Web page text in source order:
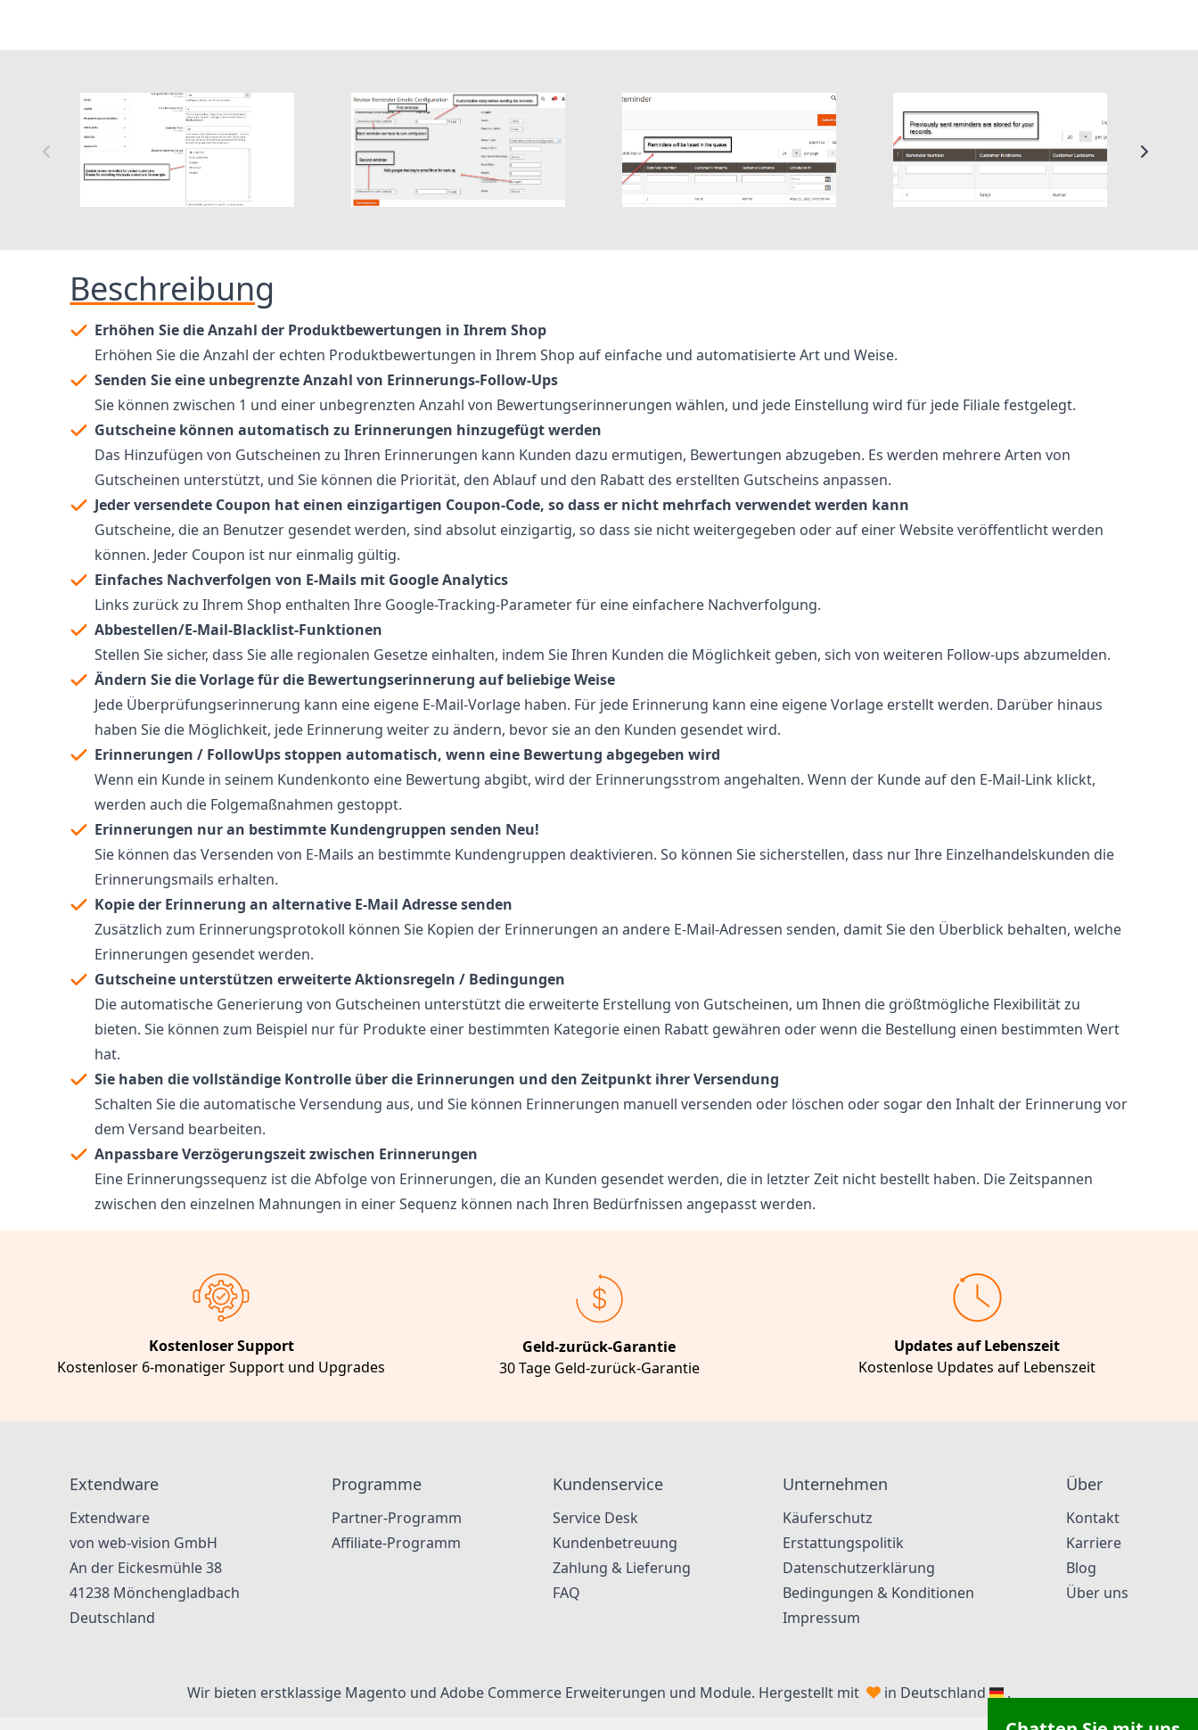
Beschreibung
Erhöhen Sie die Anzahl der Produktbewertungen in Ihrem Shop
Erhöhen Sie die Anzahl der echten Produktbewertungen in Ihrem Shop auf einfache und automatisierte Art und Weise.
Senden Sie eine unbegrenzte Anzahl von Erinnerungs-Follow-Ups
Sie können zwischen 1 und einer unbegrenzten Anzahl von Bewertungserinnerungen wählen, und jede Einstellung wird für jede Filiale festgelegt.
Gutscheine können automatisch zu Erinnerungen hinzugefügt werden
Das Hinzufügen von Gutscheinen zu Ihren Erinnerungen kann Kunden dazu ermutigen, Bewertungen abzugeben. Es werden mehrere Arten von
Gutscheinen unterstützt, und Sie können die Priorität, den Ablauf und den Rabatt des erstellten Gutscheins anpassen.
Jeder versendete Coupon hat einen einzigartigen Coupon-Code, so dass er nicht mehrfach verwendet werden kann
Gutscheine, die an Benutzer gesendet werden, sind absolut einzigartig, so dass sie nicht weitergegeben oder auf einer Website veröffentlicht werden
können. Jeder Coupon ist nur einmalig gültig.
Einfaches Nachverfolgen von E-Mails mit Google Analytics
Links zurück zu Ihrem Shop enthalten Ihre Google-Tracking-Parameter für eine einfachere Nachverfolgung.
Abbestellen/E-Mail-Blacklist-Funktionen
Stellen Sie sicher, dass Sie alle regionalen Gesetze einhalten, indem Sie Ihren Kunden die Möglichkeit geben, sich von weiteren Follow-ups abzumelden.
Ändern Sie die Vorlage für die Bewertungserinnerung auf beliebige Weise
Jede Überprüfungserinnerung kann eine eigene E-Mail-Vorlage haben. Für jede Erinnerung kann eine eigene Vorlage erstellt werden. Darüber hinaus
haben Sie die Möglichkeit, jede Erinnerung weiter zu ändern, bevor sie an den Kunden gesendet wird.
Erinnerungen / FollowUps stoppen automatisch, wenn eine Bewertung abgegeben wird
Wenn ein Kunde in seinem Kundenkonto eine Bewertung abgibt, wird der Erinnerungsstrom angehalten. Wenn der Kunde auf den E-Mail-Link klickt,
werden auch die Folgemaßnahmen gestoppt.
Erinnerungen nur an bestimmte Kundengruppen senden Neu!
Sie können das Versenden von E-Mails an bestimmte Kundengruppen deaktivieren. So können Sie sicherstellen, dass nur Ihre Einzelhandelskunden die
Erinnerungsmails erhalten.
Kopie der Erinnerung an alternative E-Mail Adresse senden
Zusätzlich zum Erinnerungsprotokoll können Sie Kopien der Erinnerungen an andere E-Mail-Adressen senden, damit Sie den Überblick behalten, welche
Erinnerungen gesendet werden.
Gutscheine unterstützen erweiterte Aktionsregeln / Bedingungen
Die automatische Generierung von Gutscheinen unterstützt die erweiterte Erstellung von Gutscheinen, um Ihnen die größtmögliche Flexibilität zu
bieten. Sie können zum Beispiel nur für Produkte einer bestimmten Kategorie einen Rabatt gewähren oder wenn die Bestellung einen bestimmten Wert
hat.
Sie haben die vollständige Kontrolle über die Erinnerungen und den Zeitpunkt ihrer Versendung
Schalten Sie die automatische Versendung aus, und Sie können Erinnerungen manuell versenden oder löschen oder sogar den Inhalt der Erinnerung vor
dem Versand bearbeiten.
Anpassbare Verzögerungszeit zwischen Erinnerungen
Eine Erinnerungssequenz ist die Abfolge von Erinnerungen, die an Kunden gesendet werden, die in letzter Zeit nicht bestellt haben. Die Zeitspannen
zwischen den einzelnen Mahnungen in einer Sequenz können nach Ihren Bedürfnissen angepasst werden.
Kostenloser Support
Kostenloser 6-monatiger Support und Upgrades
Geld-zurück-Garantie
30 Tage Geld-zurück-Garantie
Updates auf Lebenszeit
Kostenlose Updates auf Lebenszeit
Extendware
Extendware
von web-vision GmbH
An der Eickesmühle 38
41238 Mönchengladbach
Deutschland
Programme
Partner-Programm
Affiliate-Programm
Kundenservice
Service Desk
Kundenbetreuung
Zahlung & Lieferung
FAQ
Unternehmen
Käuferschutz
Erstattungspolitik
Datenschutzerklärung
Bedingungen & Konditionen
Impressum
Über
Kontakt
Karriere
Blog
Über uns
Wir bieten erstklassige Magento und Adobe Commerce Erweiterungen und Module. Hergestellt mit in Deutschland .